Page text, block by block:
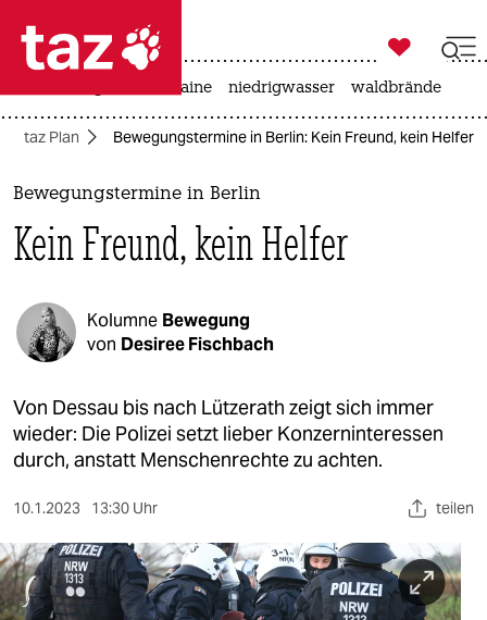
 taz zahl ich
taz zahl ich
themen
politik
öko
gesellschaft
kultur
sport
nord
wahrheit

taz zahl ich
krieg in der ukraine niedrigwasser waldbrände
taz Plan Bewegungstermine in Berlin: Kein Freund, kein Helfer
Bewegungstermine in Berlin
Kein Freund, kein Helfer
Kolumne Bewegung
von Desiree Fischbach
Von Dessau bis nach Lützerath zeigt sich immer
wieder: Die Polizei setzt lieber Konzerninteressen
durch, anstatt Menschenrechte zu achten.
10.1.2023 13:30 Uhr teilen